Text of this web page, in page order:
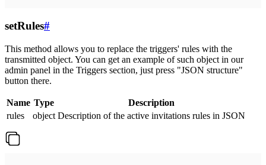
setRules#
This method allows you to replace the triggers' rules with the
transmitted object. You can get an example of such object in our
admin panel in the Triggers section, just press "JSON structure"
button there.
Name Type
Description
rules
object Description of the active invitations rules in JSON